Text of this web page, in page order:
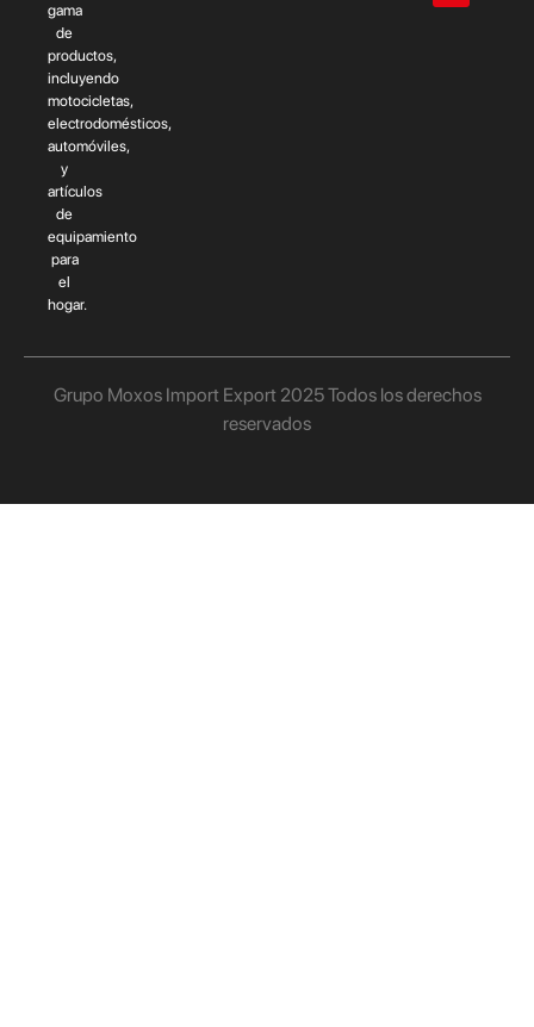
gama
de
productos,
incluyendo
motocicletas,
electrodomésticos,
automóviles,
y
artículos
de
equipamiento
para
el
hogar.
Grupo Moxos Import Export 2025 Todos los derechos
reservados